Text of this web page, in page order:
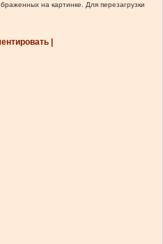
на картинке. Для перезагрузки
|